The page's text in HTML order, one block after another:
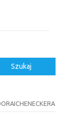
Szukaj